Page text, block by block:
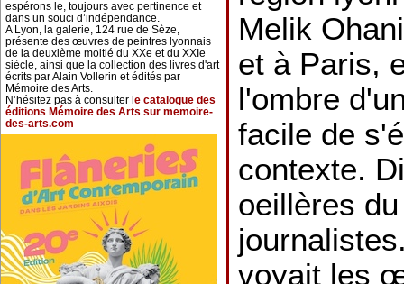
espérons le, toujours avec pertinence et
dans un souci d’indépendance.
A Lyon, la galerie, 124 rue de Sèze,
présente des œuvres de peintres lyonnais
de la deuxième moitié du XXe et du XXIe
siècle, ainsi que la collection des livres d'art
écrits par Alain Vollerin et édités par
Mémoire des Arts.
N’hésitez pas à consulter l e catalogue des
éditions Mémoire des Arts sur memoire-
des-arts.com
Melik
et à Paris,
l'ombre
facile de
contexte.
oeillères
voyait les